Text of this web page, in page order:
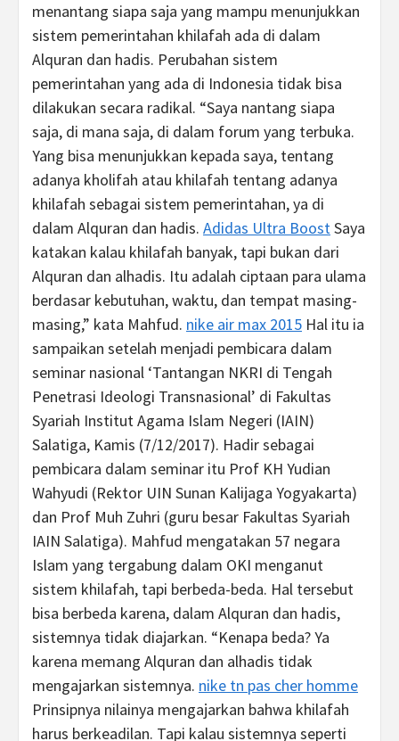
menantang siapa saja yang mampu menunjukkan
sistem pemerintahan khilafah ada di dalam
Alquran dan hadis. Perubahan sistem
pemerintahan yang ada di Indonesia tidak bisa
dilakukan secara radikal. “Saya nantang siapa
saja, di mana saja, di dalam forum yang terbuka.
Yang bisa menunjukkan kepada saya, tentang
adanya kholifah atau khilafah tentang adanya
khilafah sebagai sistem pemerintahan, ya di
dalam Alquran dan hadis. Adidas Ultra BoostSaya
katakan kalau khilafah banyak, tapi bukan dari
Alquran dan alhadis. Itu adalah ciptaan para ulama
berdasar kebutuhan, waktu, dan tempat masing-
masing,” kata Mahfud. nike air max 2015 Hal itu ia
sampaikan setelah menjadi pembicara dalam
seminar nasional ‘Tantangan NKRI di Tengah
Penetrasi Ideologi Transnasional’ di Fakultas
Syariah Institut Agama Islam Negeri (IAIN)
Salatiga, Kamis (7/12/2017). Hadir sebagai
pembicara dalam seminar itu Prof KH Yudian
Wahyudi (Rektor UIN Sunan Kalijaga Yogyakarta)
dan Prof Muh Zuhri (guru besar Fakultas Syariah
IAIN Salatiga). Mahfud mengatakan 57 negara
Islam yang tergabung dalam OKI menganut
sistem khilafah, tapi berbeda-beda. Hal tersebut
bisa berbeda karena, dalam Alquran dan hadis,
sistemnya tidak diajarkan. “Kenapa beda? Ya
karena memang Alquran dan alhadis tidak
mengajarkan sistemnya. nike tn pas cher homme
Prinsipnya nilainya mengajarkan bahwa khilafah
harus berkeadilan. Tapi kalau sistemnya seperti